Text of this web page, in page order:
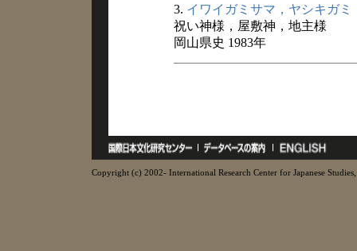
3. イワイガミサマ，ヤシキガミ
祝い神様，屋敷神，地主様
岡山県史 1983年
Copyright (c) 2002- International Research Center for Japanese